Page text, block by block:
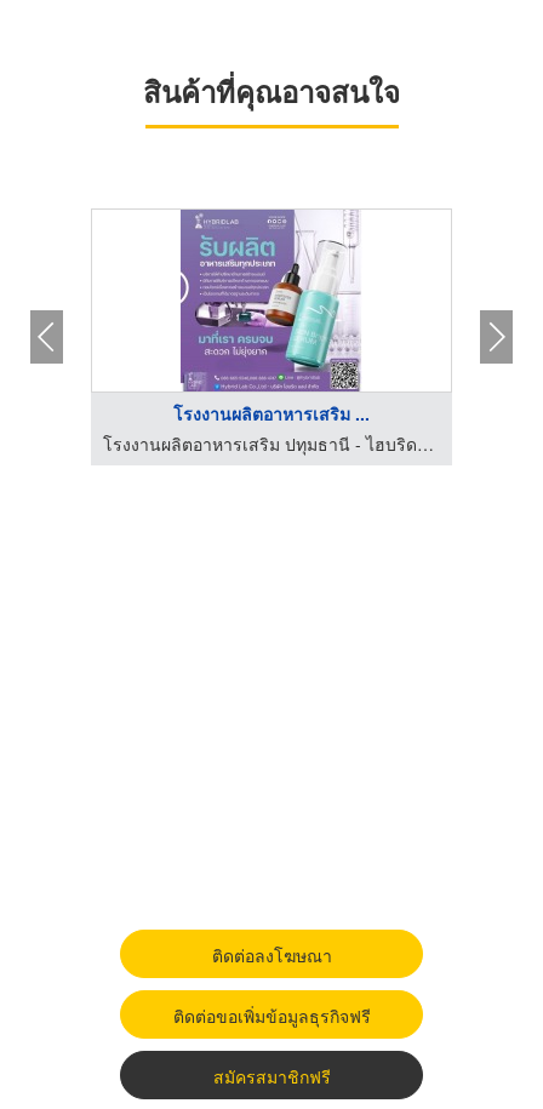
สินค้าที่คุณอาจสนใจ
โรงงานผลิตอาหารเสริม ...
โรงงานผลิตอาหารเสริม ปทุมธานี - ไฮบริดแลป
ติดต่อลงโฆษณา
ติดต่อขอเพิ่มข้อมูลธุรกิจฟรี
สมัครสมาชิกฟรี